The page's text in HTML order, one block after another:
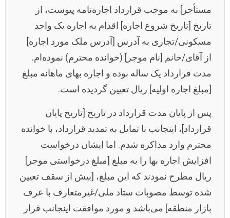
مستأجر] به موجب قرارداد اجاره‌نامه پیوست، از
تاریخ [تاریخ شروع اجاره] اقدام به اجاره یک واحد
مسکونی/تجاری به آدرس [آدرس ملک مورد اجاره]
از آقای/خانم [نام موجر] (خوانده محترم) نموده‌ام.
مدت قرارداد یک ساله بوده و اجاره بهای ماهانه مبلغ
[مبلغ اجاره اولیه] ریال تعیین گردیده است.
پس از پایان مدت قرارداد در تاریخ [تاریخ پایان
قرارداد]، اینجانب با تمایل به تمدید قرارداد، با خوانده
محترم وارد مذاکره شدم. اما ایشان درخواست
افزایش اجاره بها را به مبلغ [مبلغ درخواستی موجر]
ریال مطرح نمودند که این مبلغ، [بیش از سقف تعیین
شده توسط مصوبات ستاد ملی/غیرمتعارف با عرف
بازار منطقه] می‌باشد و مورد موافقت اینجانب قرار